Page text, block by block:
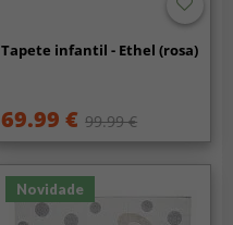
Tapete infantil - Ethel (rosa)
69.99 € 99.99 €
Novidade